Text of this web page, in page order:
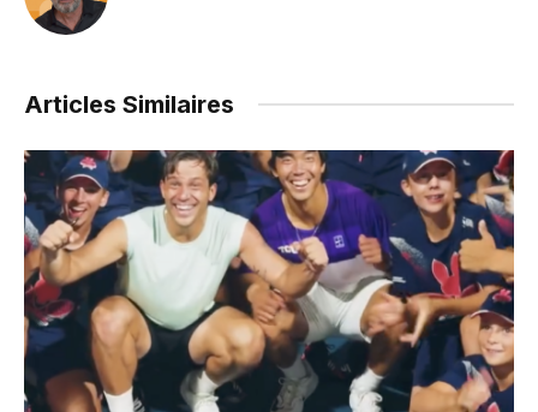
Articles Similaires